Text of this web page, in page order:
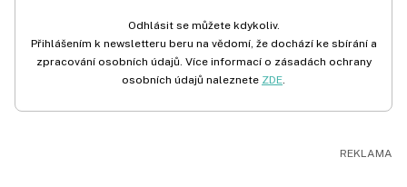
Odhlásit se můžete kdykoliv.
Přihlášením k newsletteru beru na vědomí, že dochází ke sbírání a
zpracování osobních údajů. Více informací o zásadách ochrany
osobních údajů naleznete ZDE